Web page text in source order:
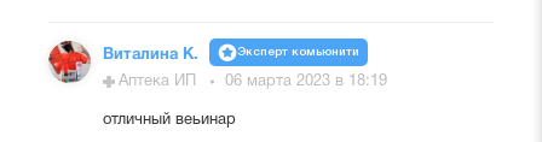
Виталина К. Эксперт комьюнити
Аптека ИП 06 марта 2023 в 18:19
отличный веьинар